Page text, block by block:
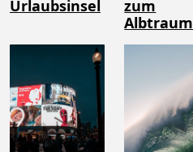
Urlaubsinsel
zum
Albtraum